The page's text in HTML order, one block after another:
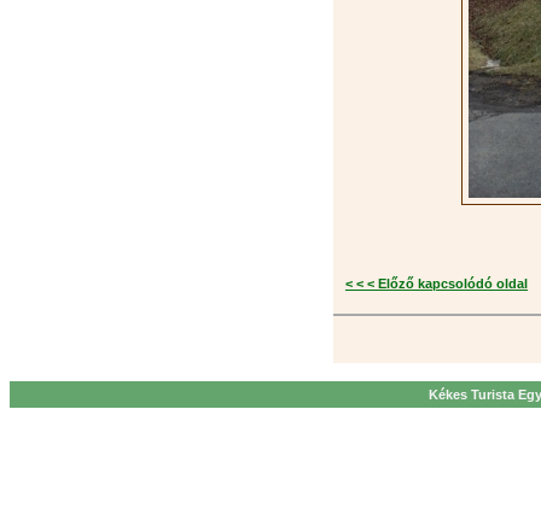
< < < Előző kapcsolódó oldal
Kékes Turista